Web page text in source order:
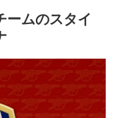
ームのスタイ